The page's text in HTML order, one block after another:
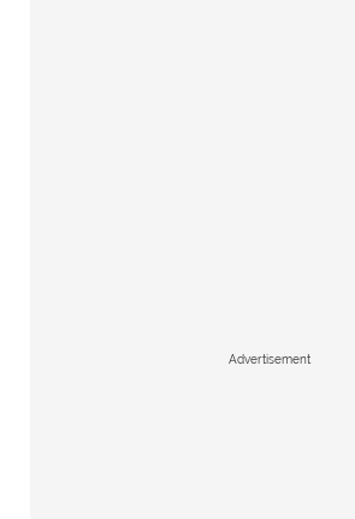
Advertisement